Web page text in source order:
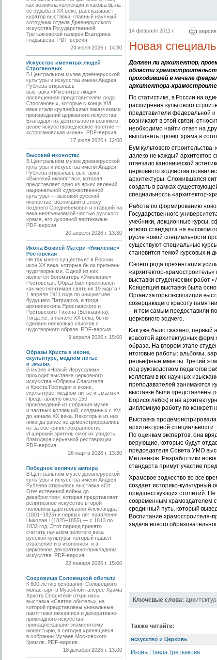
как возникла коллекция и какова была
ее судьба в ХХ веке, рассказывает
куратор выставки, главный научный
сотрудник отдела Древнерусского
искусства Государственной
Третьяковской галереи Екатерина
Гладышева. PDF-версия.
24 июля 2026 г. 14:30
Искусство именитых людей
Строгановых
В Центральном музее древнерусской
культуры и искусства имени Андрея
Рублева открылась
выставка «Именитые люди»,
посвященная представителям рода
Строгановых, которые с конца XVI
века стали крупнейшими заказчиками
произведений церковного искусства.
Благодаря их деятельности возникло
целое искусствоведческое понятие —
«строгановская икона». PDF-версия.
17 июля 2026 г. 12:00
Высокий иконостас
В Центральном музее древнерусской
культуры и искусства имени Андрея
Рублева открылась выставка
«Высокий иконостас», которая
представляет одно из ярких явлений
национальной художественной
культуры — высокий русский
иконостас, возникший в эпоху
позднего Средневековья и ставший на
века неотъемлемой частью русского
храма, его духовной вертикалью.
PDF-версия.
20 апреля 2026 г. 13:30
Икона Божией Матери «Умиление»
Ростовская
Не так много существует в России
икон XX века, которые были признаны
чудотворными. Одной из них
является Богоматерь «Умиление»
Ростовская. Образ был прославлен
как местночтимая святыня 19 марта /
1 апреля 1911 года по инициативе
будущего Патриарха, а тогда
архиепископа Ярославского и
Ростовского Тихона (Беллавина).
Тогда же, в начале ХХ века, было
сделано несколько списков с
чудотворного образа. PDF-версия.
9 апреля 2026 г. 15:00
Образы Христа в иконе,
скульптуре, медном литье
и эмалях
В музее «Новый Иерусалим»
проходит выставка церковного
искусства «Образы Спасителя
и Креста Господня в иконе,
скульптуре, медном литье и эмалях».
Представлено около 150
произведений из собрания музея
и частных коллекций, созданных с XVI
до начала XX века. Некоторые из них
никогда ранее не демонстрировались
из-за состояния сохранности.
И широкий зритель смог их увидеть
благодаря серьезной реставрации.
PDF-версия.
26 марта 2026 г. 13:30
Победное величие ампира
В Центральном музее древнерусской
культуры и искусства имени Андрея
Рублева открылась выставка «От
Отечественной войны до
декабристов», которая представляет
религиозное искусство второй
половины царствования Александра I
(1801–1825) и первых лет правления
Николая I (1825–1855) — с 1813 по
1832 год. Этот период принято
считать началом золотого века
русской культуры, который нашел
отражение и в иконописи, и в
церковном декоративно-прикладном
искусстве. PDF-версия.
22 января 2026 г. 15:00
Сокровища Соловецкой обители
К 600-летию основания Соловецкого
монастыря в Музейной галерее Храма
Христа Спасителя открылась
выставка «Святая обитель», на
которой представлены уникальные
памятники иконописи и декоративно-
прикладного искусства,
принадлежавшие знаменитому
монастырю, а сегодня хранящиеся
в собрании Музеев Московского
Кремля. PDF-версия.
18 декабря 2025 г. 13:00
14 февраля 2011 г.
Новая
Должен ли архитектор,
области
проходившей в начале
архитектора-
По статистике, в России на
расширения культового
представители федеральной
возникают в этой связи,
необходимо найти ответ на
выполнить проект храма в
Бум культового
далеко не каждый архитектор
отвечало канонической
церковного зодчества
архитектуры. Сложившаяся
создать в рамках
специальность «архитектор-
Работа по формированию
Государственного
учебники, лекционные курсы,
нового стандарта на высоком
русле новой специальности
существуют специальные
становится темой курсовых и
Своего рода презентация
«архитектор-
выставки студенческих работ
Концепция выставки была
Организаторы экспозиции
созерцающего красоту
– и тем самым предоставили
церковного зодчего.
Как уже было сказано, первый
красотой архитектурных
образа. На втором этапе
итоговые работы: альбомы,
рельефные макеты. Третий
под руководством педагогов
коллегам в их научных
преподавателей занимаются
выставке были представлены
Борисоглебск) и на
дипломную работу по
Выставка
архитектурной
По оценкам экспертов, она
верующие, которые будут
председателя Совета УМО
Метленков. Разработчики
стандарта примут участие
Храмовое зодчество во все
создает историко-
предшествующих столетий. Не
современным храмоздателем
срединный путь, который
Воспитание храмостроителя-
задача нового
Ключевые слова:
Также читайте:
искусство и Церковь
Иконы Павла Третьякова